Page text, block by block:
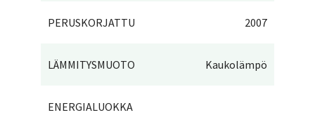
PERUSKORJATTU 2007
LÄMMITYSMUOTO Kaukolämpö
ENERGIALUOKKA